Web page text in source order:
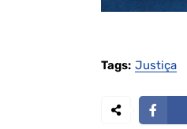
Tags: Justiça